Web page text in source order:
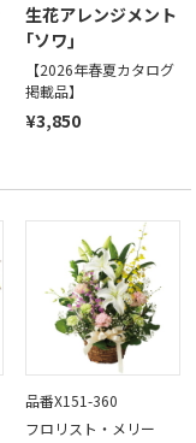
生花アレンジメント
｢ソワ｣
【2026年春夏カタログ
掲載品】
¥3,850
品番X151-360
フロリスト・メリー